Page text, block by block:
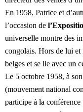
En 1958, Patrice et
l’occasion de
universelle montre des
congolais. Hors de lui et
belges et se lie avec un
Le 5 octobre 1958, à
(mouvement national
participe à la